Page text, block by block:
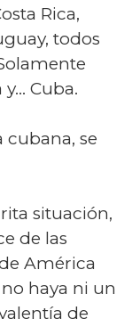
Rica,
todos
Cuba.
cubana, se
situación,
de las
América
haya ni un
de